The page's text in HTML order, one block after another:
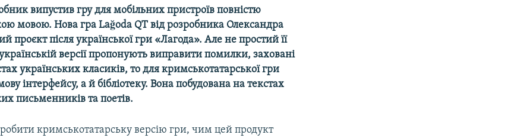
випустив гру для мобільних пристроїв повністю
мовою. Нова гра Lağoda QT від розробника Олександра
проєкт після української гри «Лагода». Але не простий її
версії пропонують виправити помилки, заховані
українських класиків, то для кримськотатарської гри
інтерфейсу, а й бібліотеку. Вона побудована на текстах
письменників та поетів.
кримськотатарську версію гри, чим цей продукт